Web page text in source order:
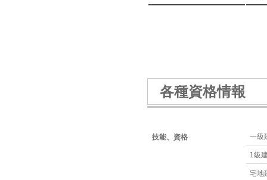
各種資格情報
技能、資格 一級
1級
宅地